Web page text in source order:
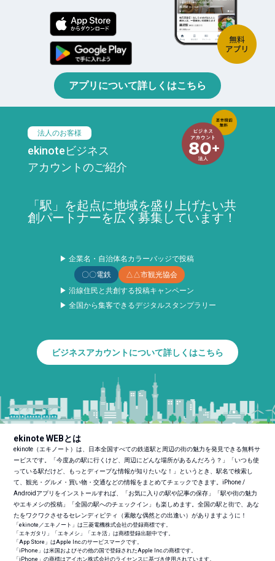
アプリについて詳しくはこちら
法人のお客様
ekinoteビジネス
アカウントのご紹介
「駅」を起点に地域を盛り上げたい共
創パートナーを広く募集しています！
▶ 企業名・自治体名カラーバッジで投稿
〇〇電鉄
△△市観光協会
▶ 沿線住民と共創する投稿キャンペーン
▶ 全国から集客できるデジタルスタンプラリー
ビジネスアカウントについて詳しくはこちら
ekinote WEBとは
ekinote（エキノート）は、日本全国すべての鉄道駅と周辺の街の魅力を発見できる無料サ
ービスです。「今度あの駅に行くけど、周辺にどんな場所があるんだろう？」「いつも使
っている駅だけど、もっとディープな情報が知りたいな！」というとき、駅名で検索し
て、観光・グルメ・買い物・交通などの情報をまとめてチェックできます。iPhone /
Androidアプリをインストールすれば、「お気に入りの駅や記事の保存」「駅や街の魅力
やエキメシの投稿」「全国の駅へのチェックイン」も楽しめます。全国の駅と街で、あな
たをワクワクさせるセレンディピティ（素敵な偶然との出逢い）がありますように！
「ekinote／エキノート」は三菱電機株式会社の登録商標です。
「エキガタリ」「エキメシ」「エキ活」は商標登録出願中です。
「App Store」はApple Inc.のサービスマークです。
「iPhone」は米国およびその他の国で登録されたApple Inc.の商標です。
「iPhone」の商標はアイホン株式会社のライセンスに基づき使用されています。